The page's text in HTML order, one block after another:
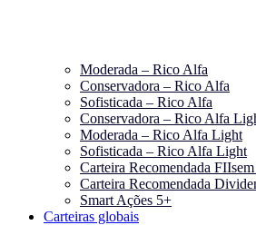
Moderada – Rico Alfa
Conservadora – Rico Alfa
Sofisticada – Rico Alfa
Conservadora – Rico Alfa
Moderada – Rico Alfa Light
Sofisticada – Rico Alfa Light
Carteira Recomendada FIIs
Carteira Recomendada
Smart Ações 5+
Carteiras globais